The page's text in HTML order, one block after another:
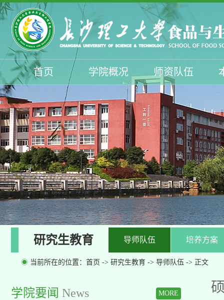
首页 学院概况 师资队伍
研究生教育 导师队伍 培养方案
◉ 当前所在的位置： 首页 -> 研究生教育 -> 导师队伍 -> 正文
学院要闻 News MORE